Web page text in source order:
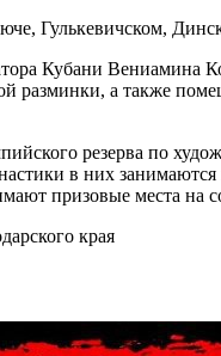
Гулькевичском,
Кубани Вениамина
разминки, а также
резерва по
в них занимаются
призовые места на
края